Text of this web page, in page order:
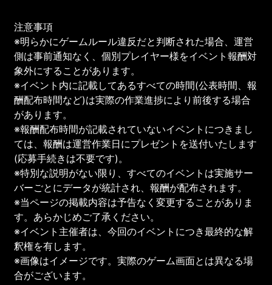
注意事項
※明らかにゲームルール違反だと判断された場合、運営
側は事前通知なく、個別プレイヤー様をイベント報酬対
象外にすることがあります。
※イベント内に記載してあるすべての時間(公表時間、報
酬配布時間など)は実際の作業進捗により前後する場合
があります。
※報酬配布時間が記載されていないイベントにつきまし
ては、報酬は運営作業日にプレゼントを送付いたします
(応募手続きは不要です)。
※特別な説明がない限り、すべてのイベントは実施サー
バーごとにデータが統計され、報酬が配布されます。
※当ページの掲載内容は予告なく変更することがありま
す。あらかじめご了承ください。
※イベント主催者は、今回のイベントにつき最終的な解
釈権を有します。
※画像はイメージです。実際のゲーム画面とは異なる場
合がございます。